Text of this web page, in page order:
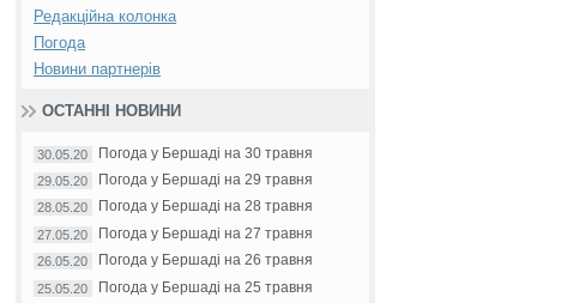
Редакційна колонка
Погода
Новини партнерів
ОСТАННІ НОВИНИ
30.05.20 Погода у Бершаді на 30 травня
29.05.20 Погода у Бершаді на 29 травня
28.05.20 Погода у Бершаді на 28 травня
27.05.20 Погода у Бершаді на 27 травня
26.05.20 Погода у Бершаді на 26 травня
25.05.20 Погода у Бершаді на 25 травня